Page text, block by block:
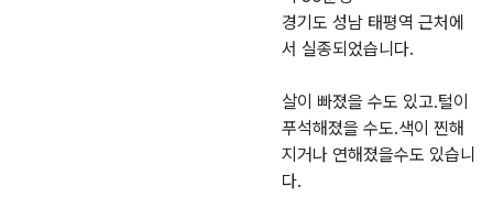
경기도 성남 태평역 근처에
서 실종되었습니다.
살이 빠졌을 수도 있고.털이
푸석해졌을 수도.색이 찐해
지거나 연해졌을수도 있습니
다.